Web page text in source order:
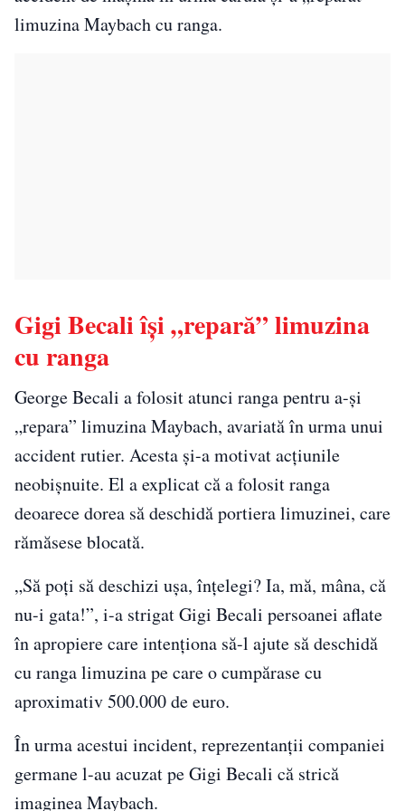
limuzina Maybach cu ranga.
Gigi Becali își „repară” limuzina
cu ranga
George Becali a folosit atunci ranga pentru a-și
„repara” limuzina Maybach, avariată în urma unui
accident rutier. Acesta și-a motivat acțiunile
neobișnuite. El a explicat că a folosit ranga
deoarece dorea să deschidă portiera limuzinei, care
rămăsese blocată.
„Să poți să deschizi ușa, înțelegi? Ia, mă, mâna, că
nu-i gata!”, i-a strigat Gigi Becali persoanei aflate
în apropiere care intenționa să-l ajute să deschidă
cu ranga limuzina pe care o cumpărase cu
aproximativ 500.000 de euro.
În urma acestui incident, reprezentanții companiei
germane l-au acuzat pe Gigi Becali că strică
imaginea Maybach.